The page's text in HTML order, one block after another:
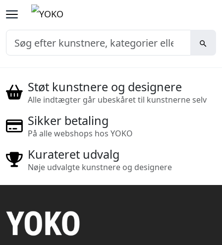
Støt kunstnere og designere
Alle indtægter går ubeskåret til kunstnerne selv
Sikker betaling
På alle webshops hos YOKO
Kurateret udvalg
Nøje udvalgte kunstnere og designere